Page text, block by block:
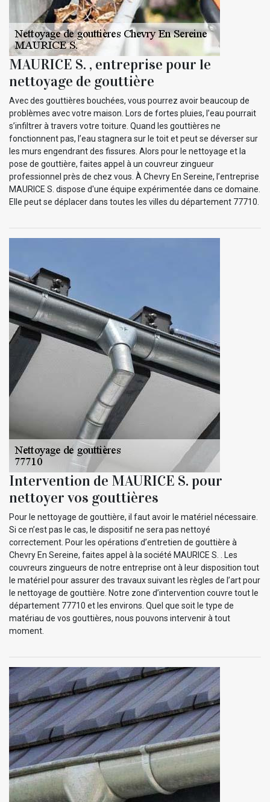
MAURICE S. , entreprise pour le
nettoyage de gouttière
Avec des gouttières bouchées, vous pourrez avoir beaucoup de
problèmes avec votre maison. Lors de fortes pluies, l’eau pourrait
s’infiltrer à travers votre toiture. Quand les gouttières ne
fonctionnent pas, l’eau stagnera sur le toit et peut se déverser sur
les murs engendrant des fissures. Alors pour le nettoyage et la
pose de gouttière, faites appel à un couvreur zingueur
professionnel près de chez vous. À Chevry En Sereine, l’entreprise
MAURICE S. dispose d'une équipe expérimentée dans ce domaine.
Elle peut se déplacer dans toutes les villes du département 77710.
Intervention de MAURICE S. pour
nettoyer vos gouttières
Pour le nettoyage de gouttière, il faut avoir le matériel nécessaire.
Si ce n’est pas le cas, le dispositif ne sera pas nettoyé
correctement. Pour les opérations d’entretien de gouttière à
Chevry En Sereine, faites appel à la société MAURICE S. . Les
couvreurs zingueurs de notre entreprise ont à leur disposition tout
le matériel pour assurer des travaux suivant les règles de l’art pour
le nettoyage de gouttière. Notre zone d’intervention couvre tout le
département 77710 et les environs. Quel que soit le type de
matériau de vos gouttières, nous pouvons intervenir à tout
moment.